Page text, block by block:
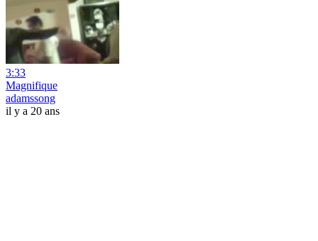
3:33
Magnifique
adamssong
il y a 20 ans